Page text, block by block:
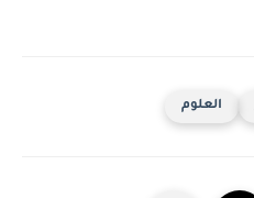
العلوم